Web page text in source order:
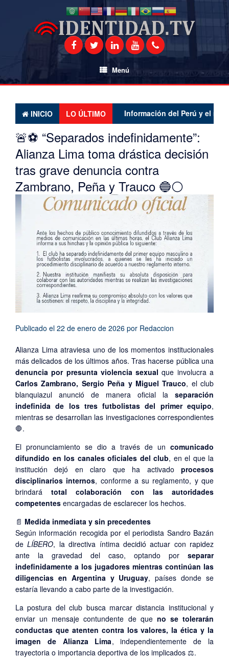
Menú
INICIO LO ÚLTIMOInformación del Perú y el mundo
🚨⚽ “Separados indefinidamente”:
Alianza Lima toma drástica decisión
tras grave denuncia contra
Zambrano, Peña y Trauco 🔵⚪
Publicado el 22 de enero de 2026 por Redaccion
Alianza Lima atraviesa uno de los momentos institucionales
más delicados de los últimos años. Tras hacerse pública una
denuncia por presunta violencia sexual que involucra a
Carlos Zambrano, Sergio Peña y Miguel Trauco, el club
blanquiazul anunció de manera oficial la separación
indefinida de los tres futbolistas del primer equipo,
mientras se desarrollan las investigaciones correspondientes
🛑.
El pronunciamiento se dio a través de un comunicado
difundido en los canales oficiales del club, en el que la
institución dejó en claro que ha activado procesos
disciplinarios internos, conforme a su reglamento, y que
brindarátotal colaboración con las autoridades
competentes encargadas de esclarecer los hechos.
📄 Medida inmediata y sin precedentes
Según información recogida por el periodista Sandro Bazán
deLÍBERO, la directiva íntima decidió actuar con rapidez
ante la gravedad del caso, optando por separar
indefinidamente a los jugadores mientras continúan las
diligencias en Argentina y Uruguay, países donde se
estaría llevando a cabo parte de la investigación.
La postura del club busca marcar distancia institucional y
enviar un mensaje contundente de que no se tolerarán
conductas que atenten contra los valores, la ética y la
imagen de Alianza Lima, independientemente de la
trayectoria o importancia deportiva de los implicados ⚖️.